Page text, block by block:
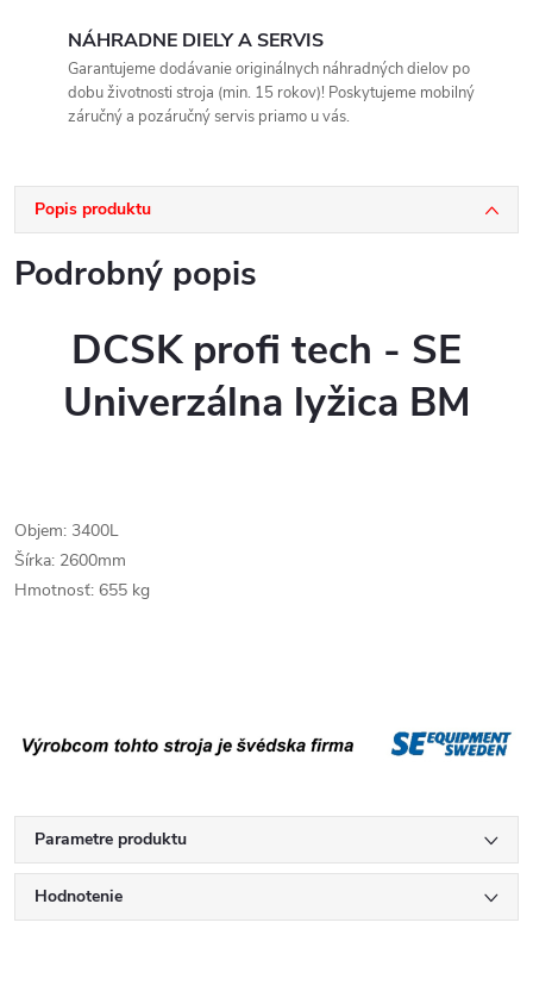
NÁHRADNE DIELY A SERVIS
Garantujeme dodávanie originálnych náhradných dielov po
dobu životnosti stroja (min. 15 rokov)! Poskytujeme mobilný
záručný a pozáručný servis priamo u vás.
Popis produktu
Podrobný popis
DCSK profi tech - SE
Univerzálna lyžica BM
Objem: 3400L
Šírka: 2600mm
Hmotnosť: 655 kg
Parametre produktu
Hodnotenie